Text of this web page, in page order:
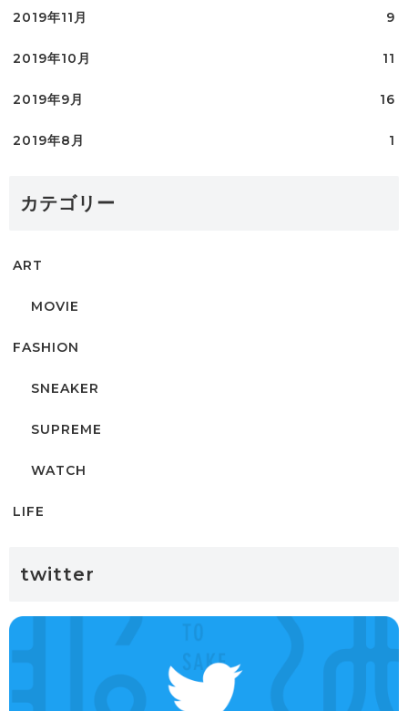
2019年11月 9
2019年10月 11
2019年9月 16
2019年8月 1
カテゴリー
ART
MOVIE
FASHION
SNEAKER
SUPREME
WATCH
LIFE
twitter